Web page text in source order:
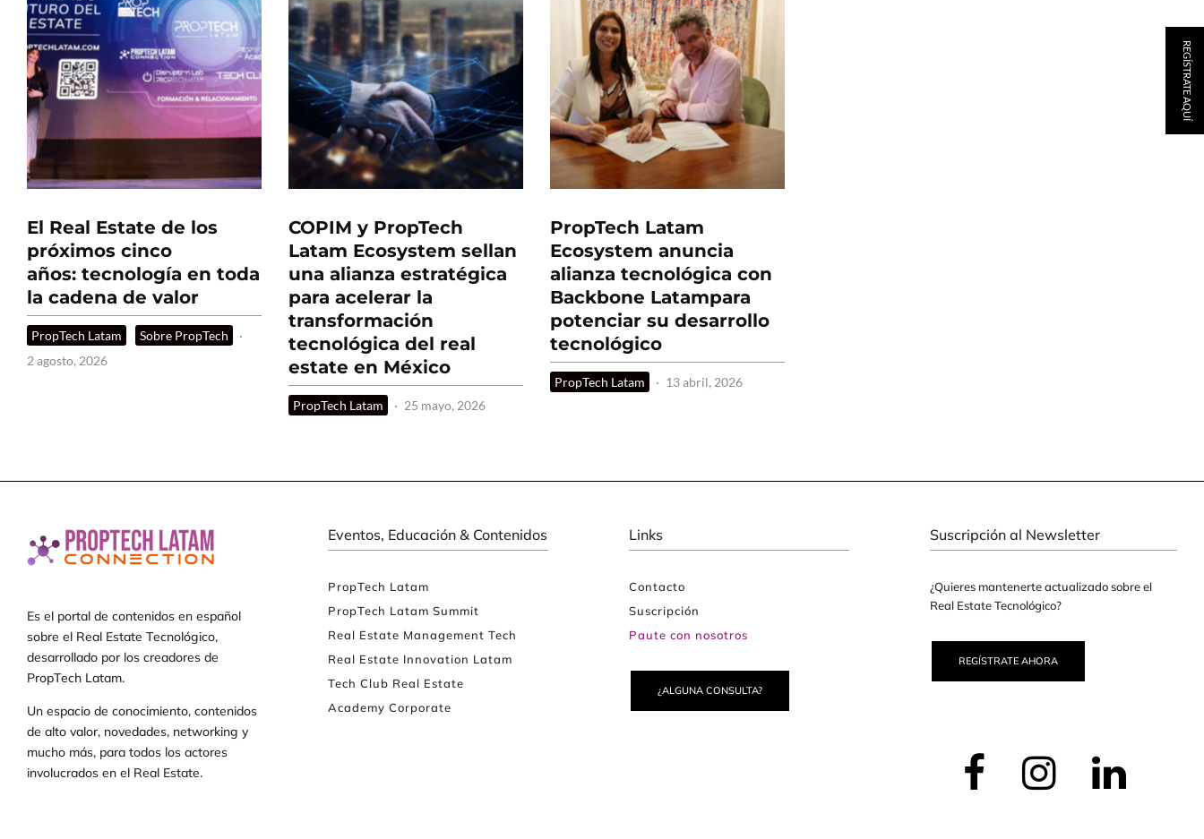
El Real Estate de los
próximos cinco
años: tecnología en toda
la cadena de valor
PropTech Latam Sobre PropTech
·
2 agosto, 2026
COPIM y PropTech
Latam Ecosystem sellan
una alianza estratégica
para acelerar la
transformación
tecnológica del real
estate en México
PropTech Latam · 25 mayo, 2026
PropTech Latam
Ecosystem anuncia
alianza tecnológica con
Backbone Latampara
potenciar su desarrollo
tecnológico
PropTech Latam · 13 abril, 2026
Es el portal de contenidos en español
sobre el Real Estate Tecnológico,
desarrollado por los creadores de
PropTech Latam.
Un espacio de conocimiento, contenidos
de alto valor, novedades, networking y
mucho más, para todos los actores
involucrados en el Real Estate.
Eventos, Educación & Contenidos
PropTech Latam
PropTech Latam Summit
Real Estate Management Tech
Real Estate Innovation Latam
Tech Club Real Estate
Academy Corporate
Links
Contacto
Suscripción
Paute con nosotros
¿ALGUNA CONSULTA?
Suscripción al Newsletter
¿Quieres mantenerte actualizado sobre el
Real Estate Tecnológico?
REGÍSTRATE AHORA
REGÍSTRATE AQUÍ